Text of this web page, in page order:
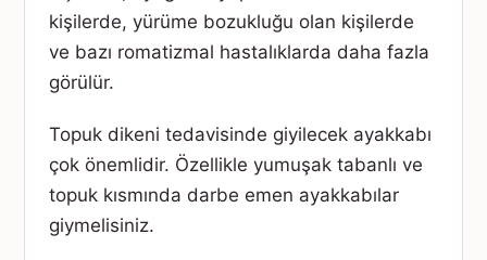
kişilerde, yürüme bozukluğu olan kişilerde
ve bazı romatizmal hastalıklarda daha fazla
görülür.
Topuk dikeni tedavisinde giyilecek ayakkabı
çok önemlidir. Özellikle yumuşak tabanlı ve
topuk kısmında darbe emen ayakkabılar
giymelisiniz.